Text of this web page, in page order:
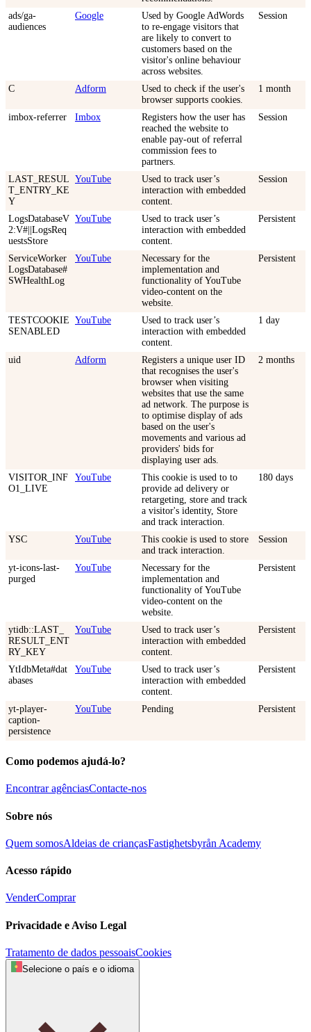
ads/ga-
audiences
Google
Used by Google AdWords
to re-engage visitors that
are likely to convert to
customers based on the
visitor's online behaviour
across websites.
Session
C Adform
Used to check if the user's
browser supports cookies.
1 month
imbox-referrer Imbox
Registers how the user has
reached the website to
enable pay-out of referral
commission fees to
partners.
Session
LAST_RESUL
T_ENTRY_KE
Y
YouTube
Used to track user’s
interaction with embedded
content.
Session
LogsDatabaseV
2:V#||LogsReq
uestsStore
YouTube
Used to track user’s
interaction with embedded
content.
Persistent
ServiceWorker
LogsDatabase#
SWHealthLog
YouTube
Necessary for the
implementation and
functionality of YouTube
video-content on the
website.
Persistent
TESTCOOKIE
SENABLED
YouTube
Used to track user’s
interaction with embedded
content.
1 day
uid Adform
Registers a unique user ID
that recognises the user's
browser when visiting
websites that use the same
ad network. The purpose is
to optimise display of ads
based on the user's
movements and various ad
providers' bids for
displaying user ads.
2 months
VISITOR_INF
O1_LIVE
YouTube
This cookie is used to to
provide ad delivery or
retargeting, store and track
a visitor's identity, Store
and track interaction.
180 days
YSC YouTube
This cookie is used to store
and track interaction.
Session
yt-icons-last-
purged
YouTube
Necessary for the
implementation and
functionality of YouTube
video-content on the
website.
Persistent
ytidb::LAST_
RESULT_ENT
RY_KEY
YouTube
Used to track user’s
interaction with embedded
content.
Persistent
YtIdbMeta#dat
abases
YouTube
Used to track user’s
interaction with embedded
content.
Persistent
yt-player-
caption-
persistence
YouTube Pending Persistent
Como podemos ajudá-lo?
Encontrar agênciasContacte-nos
Sobre nós
Quem somosAldeias de criançasFastighetsbyrån Academy
Acesso rápido
VenderComprar
Privacidade e Aviso Legal
Tratamento de dados pessoaisCookies
Selecione o país e o idioma